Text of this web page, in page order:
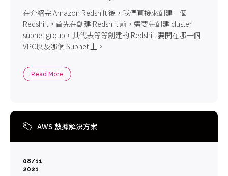
在介紹完 Amazon Redshift 後，我們直接來創建一個
Redshift。首先在創建 Redshift 前，需要先創建 cluster
subnet group，其代表等等創建的 Redshift 要開在哪一個
VPC以及哪個 Subnet 上。
Read More
AWS 數據解決方案
08/11
2021